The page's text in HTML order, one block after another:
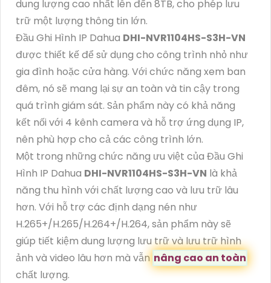
dung lượng cao nhất lên đến 8TB, cho phép lưu
trữ một lượng thông tin lớn.
Đầu Ghi Hình IP Dahua DHI-NVR1104HS-S3H-VN
được thiết kế để sử dụng cho công trình nhỏ như
gia đình hoặc cửa hàng. Với chức năng xem ban
đêm, nó sẽ mang lại sự an toàn và tin cậy trong
quá trình giám sát. Sản phẩm này có khả năng
kết nối với 4 kênh camera và hỗ trợ ứng dụng IP,
nên phù hợp cho cả các công trình lớn.
Một trong những chức năng ưu việt của Đầu Ghi
Hình IP Dahua DHI-NVR1104HS-S3H-VN là khả
năng thu hình với chất lượng cao và lưu trữ lâu
hơn. Với hỗ trợ các định dạng nén như
H.265+/H.265/H.264+/H.264, sản phẩm này sẽ
giúp tiết kiệm dung lượng lưu trữ và lưu trữ hình
ảnh và video lâu hơn mà vẫn nâng cao an toàn
chất lượng.